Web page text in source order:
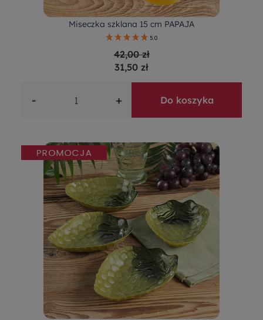
Miseczka szklana 15 cm PAPAJA
5.0
42,00 zł
31,50 zł
- + Do koszyka